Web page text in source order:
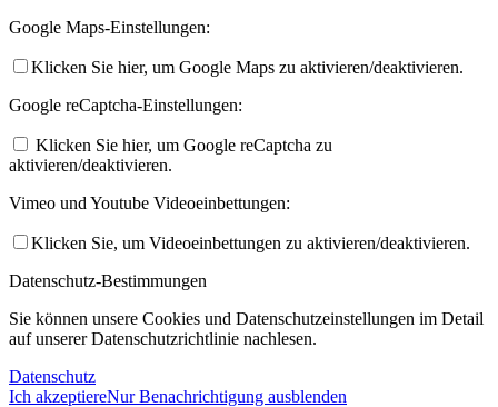
Google Maps-Einstellungen:
Klicken Sie hier, um Google Maps zu aktivieren/deaktivieren.
Google reCaptcha-Einstellungen:
Klicken Sie hier, um Google reCaptcha zu
aktivieren/deaktivieren.
Vimeo und Youtube Videoeinbettungen:
Klicken Sie, um Videoeinbettungen zu aktivieren/deaktivieren.
Datenschutz-Bestimmungen
Sie können unsere Cookies und Datenschutzeinstellungen im Detail
auf unserer Datenschutzrichtlinie nachlesen.
Datenschutz
Ich akzeptiereNur Benachrichtigung ausblenden